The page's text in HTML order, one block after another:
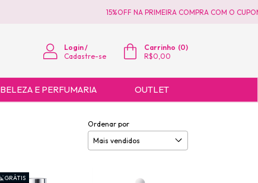
15%OFF NA PRIMEIRA COMPRA COM O CUPOM
Login /
Cadastre-se
Carrinho (0)
R$0,00
BELEZA E PERFUMARIA OUTLET
Ordenar por
GRÁTIS